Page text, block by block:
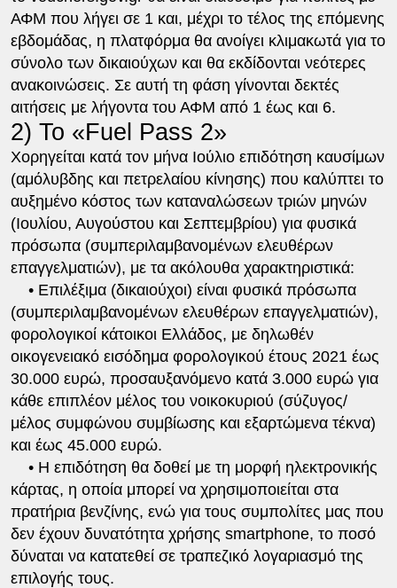
ΑΦΜ που λήγει σε 1 και, μέχρι το τέλος της επόμενης
εβδομάδας, η πλατφόρμα θα ανοίγει κλιμακωτά για το
σύνολο των δικαιούχων και θα εκδίδονται νεότερες
ανακοινώσεις. Σε αυτή τη φάση γίνονται δεκτές
αιτήσεις με λήγοντα του ΑΦΜ από 1 έως και 6.
2) Το «Fuel Pass 2»
Χορηγείται κατά τον μήνα Ιούλιο επιδότηση καυσίμων
(αμόλυβδης και πετρελαίου κίνησης) που καλύπτει το
αυξημένο κόστος των καταναλώσεων τριών μηνών
(Ιουλίου, Αυγούστου και Σεπτεμβρίου) για φυσικά
πρόσωπα (συμπεριλαμβανομένων ελευθέρων
επαγγελματιών), με τα ακόλουθα χαρακτηριστικά:
• Επιλέξιμα (δικαιούχοι) είναι φυσικά πρόσωπα
(συμπεριλαμβανομένων ελευθέρων επαγγελματιών),
φορολογικοί κάτοικοι Ελλάδος, με δηλωθέν
οικογενειακό εισόδημα φορολογικού έτους 2021 έως
30.000 ευρώ, προσαυξανόμενο κατά 3.000 ευρώ για
κάθε επιπλέον μέλος του νοικοκυριού (σύζυγος/
μέλος συμφώνου συμβίωσης και εξαρτώμενα τέκνα)
και έως 45.000 ευρώ.
• Η επιδότηση θα δοθεί με τη μορφή ηλεκτρονικής
κάρτας, η οποία μπορεί να χρησιμοποιείται στα
πρατήρια βενζίνης, ενώ για τους συμπολίτες μας που
δεν έχουν δυνατότητα χρήσης smartphone, το ποσό
δύναται να κατατεθεί σε τραπεζικό λογαριασμό της
επιλογής τους.